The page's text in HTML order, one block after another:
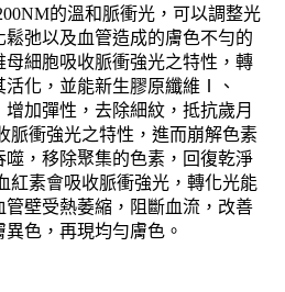
的溫和脈衝光，可以調整光
弛以及血管造成的膚色不勻的
細胞吸收脈衝強光之特性，轉
活化，並能新生膠原纖維Ⅰ、
加彈性，去除細紋，抵抗歲月
脈衝強光之特性，進而崩解色素
，移除聚集的色素，回復乾淨
紅素會吸收脈衝強光，轉化光能
壁受熱萎縮，阻斷血流，改善
色，再現均勻膚色。